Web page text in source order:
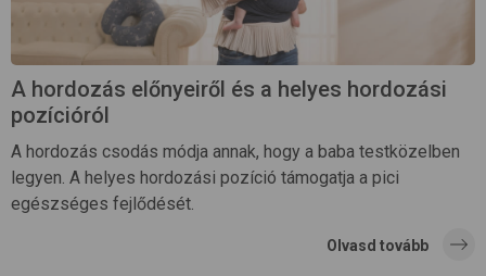
A hordozás előnyeiről és a helyes hordozási
pozícióról
A hordozás csodás módja annak, hogy a baba testközelben
legyen. A helyes hordozási pozíció támogatja a pici
egészséges fejlődését.
Olvasd tovább